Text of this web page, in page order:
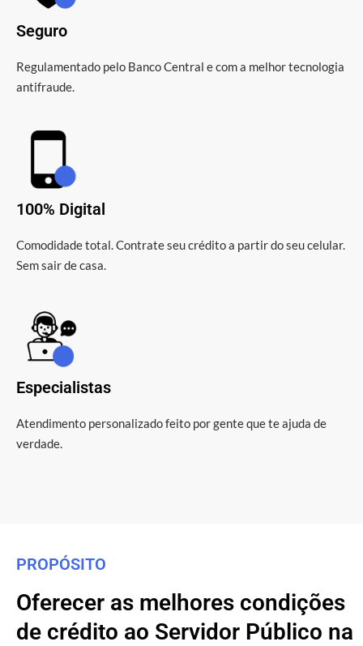
Seguro
Regulamentado pelo Banco Central e com a melhor tecnologia
antifraude.
100% Digital
Comodidade total. Contrate seu crédito a partir do seu celular.
Sem sair de casa.
Especialistas
Atendimento personalizado feito por gente que te ajuda de
verdade.
PROPÓSITO
Oferecer as melhores condições
de crédito ao Servidor Público na